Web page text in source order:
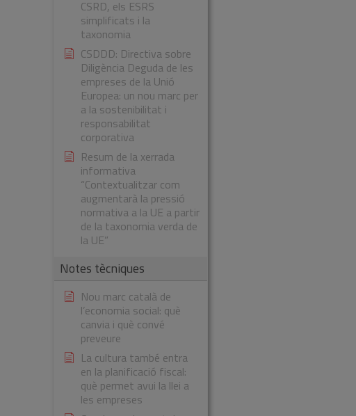
CSRD, els ESRS
simplificats i la
taxonomia
CSDDD: Directiva sobre
Diligència Deguda de les
empreses de la Unió
Europea: un nou marc per
a la sostenibilitat i
responsabilitat
corporativa
Resum de la xerrada
informativa
“Contextualitzar com
augmentarà la pressió
normativa a la UE a partir
de la taxonomia verda de
la UE”
Notes tècniques
Nou marc català de
l’economia social: què
canvia i què convé
preveure
La cultura també entra
en la planificació fiscal:
què permet avui la llei a
les empreses